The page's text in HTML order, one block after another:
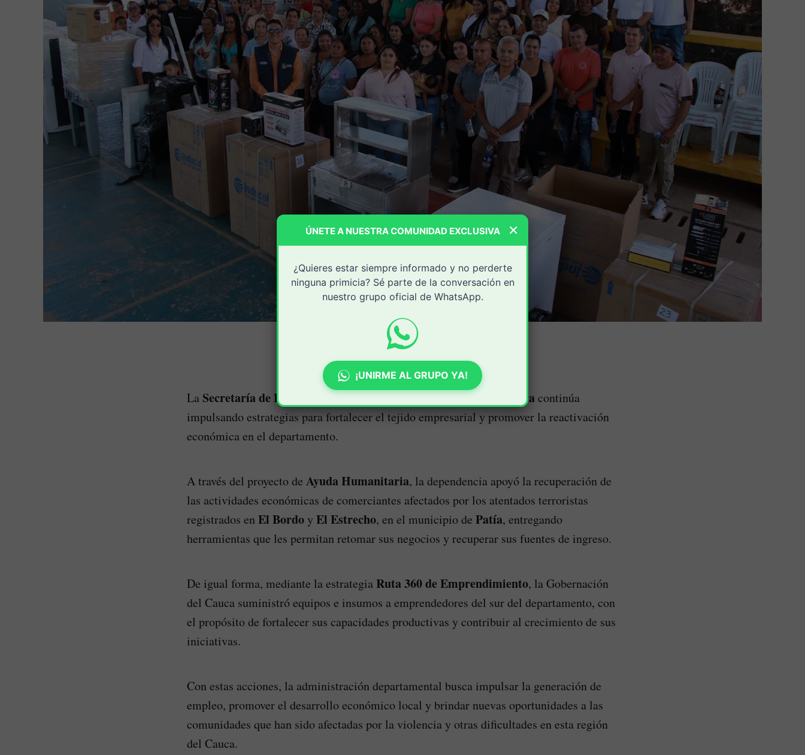
LaSecretaría de Desarrollo Económico y Competitividad del Cauca continúa
impulsando estrategias para fortalecer el tejido empresarial y promover la reactivación
económica en el departamento.
A través del proyecto de Ayuda Humanitaria, la dependencia apoyó la recuperación de
las actividades económicas de comerciantes afectados por los atentados terroristas
registrados en El Bordoy El Estrecho, en el municipio de Patía, entregando
herramientas que les permitan retomar sus negocios y recuperar sus fuentes de ingreso.
De igual forma, mediante la estrategia Ruta 360 de Emprendimiento, la Gobernación
del Cauca suministró equipos e insumos a emprendedores del sur del departamento, con
el propósito de fortalecer sus capacidades productivas y contribuir al crecimiento de sus
iniciativas.
Con estas acciones, la administración departamental busca impulsar la generación de
empleo, promover el desarrollo económico local y brindar nuevas oportunidades a las
comunidades que han sido afectadas por la violencia y otras dificultades en esta región
del Cauca.
×
ÚNETE A NUESTRA COMUNIDAD EXCLUSIVA
¿Quieres estar siempre informado y no perderte
ninguna primicia? Sé parte de la conversación en
nuestro grupo oficial de WhatsApp.
¡UNIRME AL GRUPO YA!